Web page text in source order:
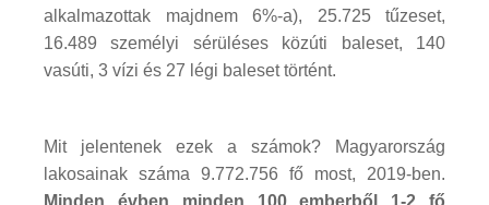
alkalmazottak majdnem 6%-a), 25.725 tűzeset,
16.489 személyi sérüléses közúti baleset, 140
vasúti, 3 vízi és 27 légi baleset történt.
Mit jelentenek ezek a számok? Magyarország
lakosainak száma 9.772.756 fő most, 2019-ben.